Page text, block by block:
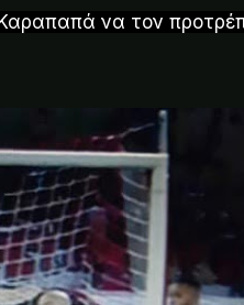
να τον